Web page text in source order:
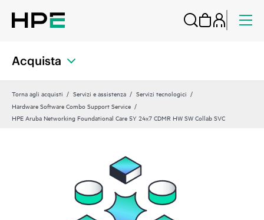
Acquista
Torna agli acquisti Servizi e assistenza
Servizi tecnologici
Hardware Software Combo Support Service
HPE Aruba Networking Foundational Care 5Y 24x7 CDMR HW SW Collab SVC